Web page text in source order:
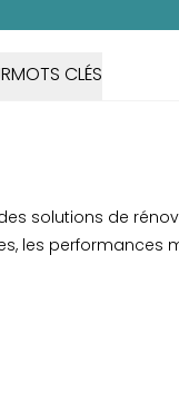
MOTS CLÉS
solutions de
les